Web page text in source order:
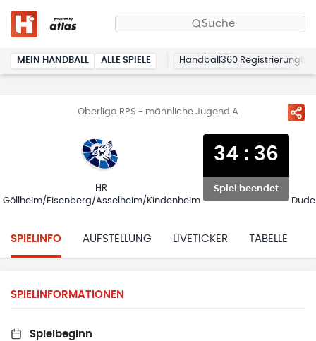
Suche
MEIN HANDBALL ALLE SPIELE Handball360 Registrierung
Oberliga RPS - männliche Jugend A
HR
Göllheim/Eisenberg/Asselheim/Kindenheim
34 : 36
Spiel beendet
SPIELINFO AUFSTELLUNG LIVETICKER TABELLE
SPIELINFORMATIONEN
Spielbeginn